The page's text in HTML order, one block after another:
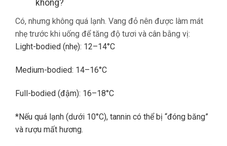
không?
Có, nhưng không quá lạnh. Vang đỏ nên được làm mát
nhẹ trước khi uống để tăng độ tươi và cân bằng vị:
Light-bodied (nhẹ): 12–14°C
Medium-bodied: 14–16°C
Full-bodied (đậm): 16–18°C
*Nếu quá lạnh (dưới 10°C), tannin có thể bị “đóng băng”
và rượu mất hương.